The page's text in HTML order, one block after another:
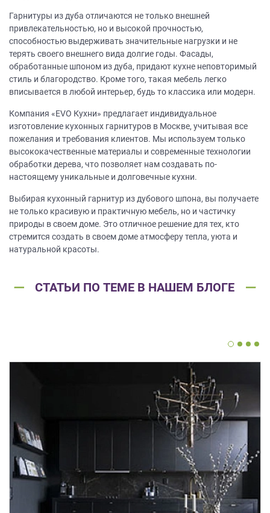
Гарнитуры из дуба отличаются не только внешней
привлекательностью, но и высокой прочностью,
способностью выдерживать значительные нагрузки и не
терять своего внешнего вида долгие годы. Фасады,
обработанные шпоном из дуба, придают кухне неповторимый
стиль и благородство. Кроме того, такая мебель легко
вписывается в любой интерьер, будь то классика или модерн.
Компания «EVO Кухни» предлагает индивидуальное
изготовление кухонных гарнитуров в Москве, учитывая все
пожелания и требования клиентов. Мы используем только
высококачественные материалы и современные технологии
обработки дерева, что позволяет нам создавать по-
настоящему уникальные и долговечные кухни.
Выбирая кухонный гарнитур из дубового шпона, вы получаете
не только красивую и практичную мебель, но и частичку
природы в своем доме. Это отличное решение для тех, кто
стремится создать в своем доме атмосферу тепла, уюта и
натуральной красоты.
СТАТЬИ ПО ТЕМЕ В НАШЕМ БЛОГЕ